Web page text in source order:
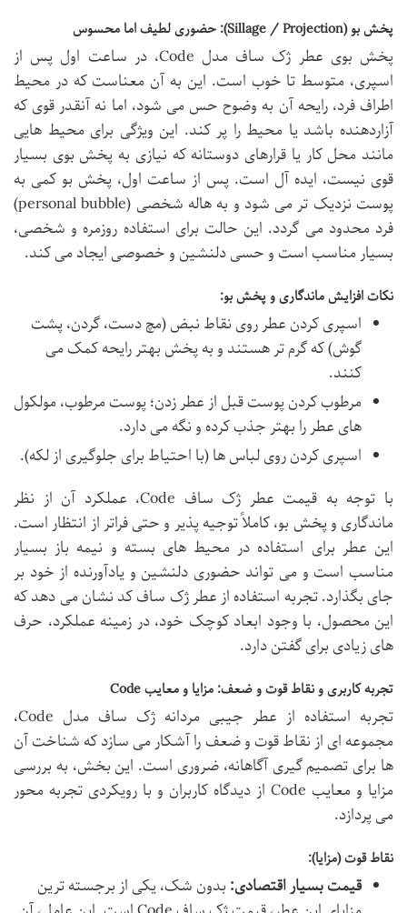
پخش بو (Sillage / Projection): حضوری لطیف اما محسوس
پخش بوی عطر ژک ساف مدل Code، در ساعت اول پس از
اسپری، متوسط تا خوب است. این به آن معناست که در محیط
اطراف فرد، رایحه آن به وضوح حس می شود، اما نه آنقدر قوی که
آزاردهنده باشد یا محیط را پر کند. این ویژگی برای محیط هایی
مانند محل کار یا قرارهای دوستانه که نیازی به پخش بوی بسیار
قوی نیست، ایده آل است. پس از ساعت اول، پخش بو کمی به
پوست نزدیک تر می شود و به هاله شخصی (personal bubble)
فرد محدود می گردد. این حالت برای استفاده روزمره و شخصی،
بسیار مناسب است و حسی دلنشین و خصوصی ایجاد می کند.
نکات افزایش ماندگاری و پخش بو:
اسپری کردن عطر روی نقاط نبض (مچ دست، گردن، پشت
گوش) که گرم تر هستند و به پخش بهتر رایحه کمک می
کنند.
مرطوب کردن پوست قبل از عطر زدن؛ پوست مرطوب، مولکول
های عطر را بهتر جذب کرده و نگه می دارد.
اسپری کردن روی لباس ها (با احتیاط برای جلوگیری از لکه).
با توجه به قیمت عطر ژک ساف Code، عملکرد آن از نظر
ماندگاری و پخش بو، کاملاً توجیه پذیر و حتی فراتر از انتظار است.
این عطر برای استفاده در محیط های بسته و نیمه باز بسیار
مناسب است و می تواند حضوری دلنشین و یادآورنده از خود بر
جای بگذارد. تجربه استفاده از عطر ژک ساف کد نشان می دهد که
این محصول، با وجود ابعاد کوچک خود، در زمینه عملکرد، حرف
های زیادی برای گفتن دارد.
تجربه کاربری و نقاط قوت و ضعف: مزایا و معایب Code
تجربه استفاده از عطر جیبی مردانه ژک ساف مدل Code،
مجموعه ای از نقاط قوت و ضعف را آشکار می سازد که شناخت آن
ها برای تصمیم گیری آگاهانه، ضروری است. این بخش، به بررسی
مزایا و معایب Code از دیدگاه کاربران و با رویکردی تجربه محور
می پردازد.
نقاط قوت (مزایا):
قیمت بسیار اقتصادی: بدون شک، یکی از برجسته ترین